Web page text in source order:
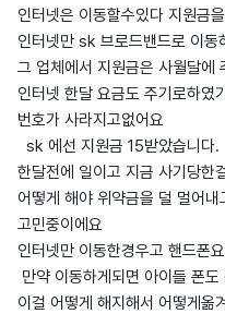
인터넷은 이동할수있다 지원금
인터넷만 sk 브로드밴드로 이동
그 업체에서 지원금은 사월달에
인터넷 한달 요금도 주기로하였
번호가 사라지고없어요
sk 에선 지원금 15받았습니다.
한달전에 일이고 지금 사기당한
어떻게 해야 위약금을 덜 멀어내
고민중이에요
인터넷만 이동한경우고 핸드폰
만약 이동하게되면 아이들 폰
이걸 어떻게 해지해서 어떻게옮